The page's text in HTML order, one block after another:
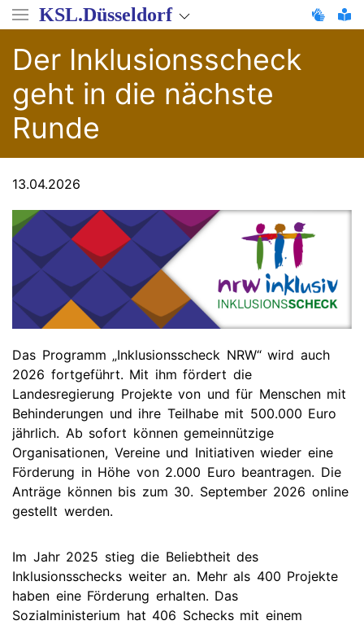
Direkt
zum
Inhalt
KSL.Düsseldorf
Der Inklusionsscheck
geht in die nächste
Runde
13.04.2026
Das Programm „Inklusionsscheck NRW“ wird auch
2026 fortgeführt. Mit ihm fördert die
Landesregierung Projekte von und für Menschen mit
Behinderungen und ihre Teilhabe mit 500.000 Euro
jährlich. Ab sofort können gemeinnützige
Organisationen, Vereine und Initiativen wieder eine
Förderung in Höhe von 2.000 Euro beantragen. Die
Anträge können bis zum 30. September 2026 online
gestellt werden.
Im Jahr 2025 stieg die Beliebtheit des
Inklusionsschecks weiter an. Mehr als 400 Projekte
haben eine Förderung erhalten. Das
Sozialministerium hat 406 Schecks mit einem